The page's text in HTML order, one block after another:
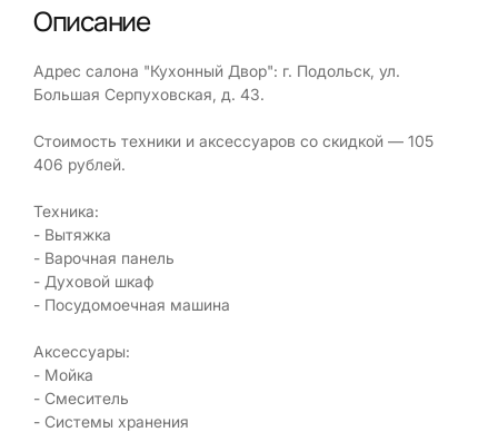
Описание
Адрес салона "Кухонный Двор": г. Подольск, ул.
Большая Серпуховская, д. 43.
Стоимость техники и аксессуаров со скидкой — 105
406 рублей.
Техника:
- Вытяжка
- Варочная панель
- Духовой шкаф
- Посудомоечная машина
Аксессуары:
- Мойка
- Смеситель
- Системы хранения